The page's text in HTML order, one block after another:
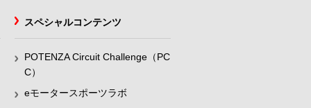
スペシャルコンテンツ
POTENZA Circuit Challenge（PC
C）
eモータースポーツラボ